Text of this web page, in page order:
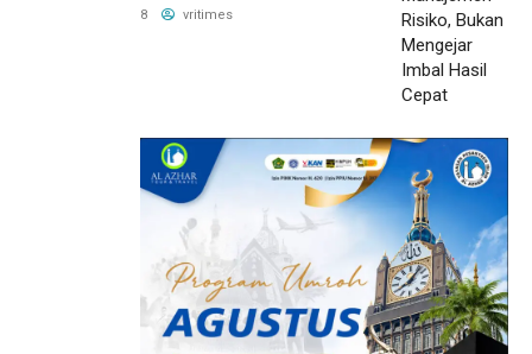
Hasil Cepat
8 vritimes